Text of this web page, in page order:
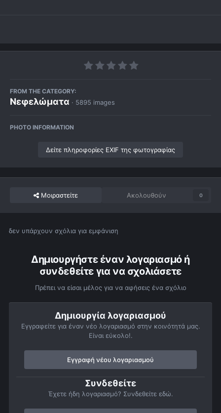
FROM THE CATEGORY:
Νεφελώματα · 5895 images
PHOTO INFORMATION
Δείτε πληροφορίες EXIF της φωτογραφίας
Μοιραστείτε Ακολουθούν 0
δεν υπάρχουν σχόλια για εμφάνιση
Δημιουργήστε έναν λογαριασμό ή
συνδεθείτε για να σχολιάσετε
Πρέπει να είσαι μέλος για να αφήσεις ένα σχόλιο
Δημιουργία λογαριασμού
Εγγραφείτε για έναν νέο λογαριασμό στην κοινότητά μας.
Είναι εύκολο!.
Εγγραφή νέου λογαριασμού
Συνδεθείτε
Έχετε ήδη λογαριασμό? Συνδεθείτε εδώ.